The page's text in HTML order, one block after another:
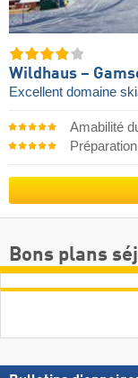
Wildhaus –
Excellent domaine
Amabilité
Bons plans